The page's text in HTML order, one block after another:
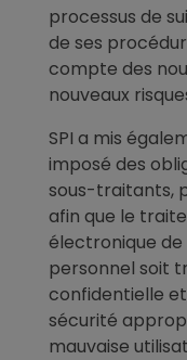
processus de
de ses
compte des
nouveaux
SPI a mis
imposé des
sous-traitants,
afin que le
électronique
personnel soit
confidentielle
sécurité
mauvaise